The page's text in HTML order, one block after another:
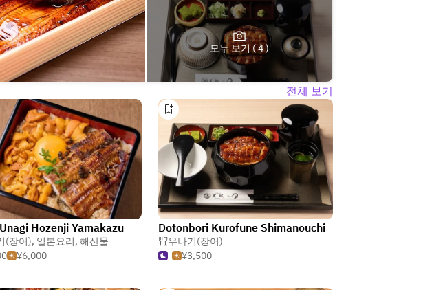
모두 보기 ( 4 )
전체 보기
Hozenji Yamakazu
(장어), 일본요리, 해산물
¥6,000
Dotonbori Kurofune Shimanouchi
우나기(장어)
-
¥3,500